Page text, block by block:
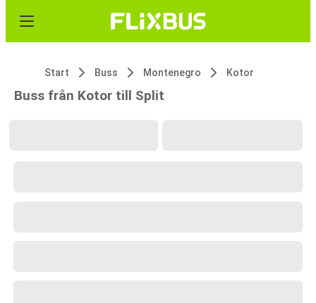
Start Buss Montenegro Kotor
Buss från Kotor till Split